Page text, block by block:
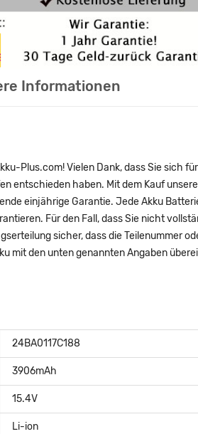
Informationen
Plus.com! Vielen Dank, dass Sie sich
entschieden haben. Mit dem Kauf
einjährige Garantie. Jede Akku
Für den Fall, dass Sie nicht
sicher, dass die Teilenummer
mit den unten genannten Angaben
24BA0117C188
3906mAh
15.4V
Li-ion